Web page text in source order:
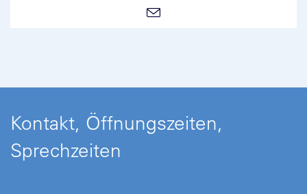
Kontakt, Öffnungszeiten,
Sprechzeiten